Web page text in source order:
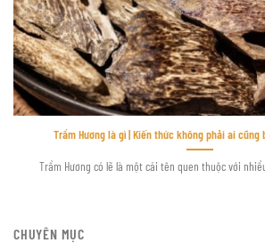
Trầm Hương là gì | Kiến thức không phải ai cũng
Trầm Hương có lẽ là một cái tên quen thuộc với
CHUYÊN MỤC